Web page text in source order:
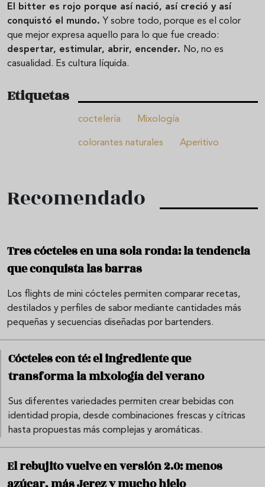
El bitter es rojo porque así nació, así creció y así
conquistó el mundo. Y sobre todo, porque es el color
que mejor expresa aquello para lo que fue creado:
despertar, estimular, abrir, encender. No, no es
casualidad. Es cultura líquida.
Etiquetas
coctelería Mixología
colorantes naturales Aperitivo
Recomendado
Tres cócteles en una sola ronda: la tendencia
que conquista las barras
Los flights de mini cócteles permiten comparar recetas,
destilados y perfiles de sabor mediante cantidades más
pequeñas y secuencias diseñadas por bartenders.
Cócteles con té: el ingrediente que
transforma la mixología del verano
Sus diferentes variedades permiten crear bebidas con
identidad propia, desde combinaciones frescas y cítricas
hasta propuestas más complejas y aromáticas.
El rebujito vuelve en versión 2.0: menos